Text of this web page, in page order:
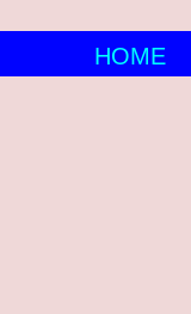
HOME